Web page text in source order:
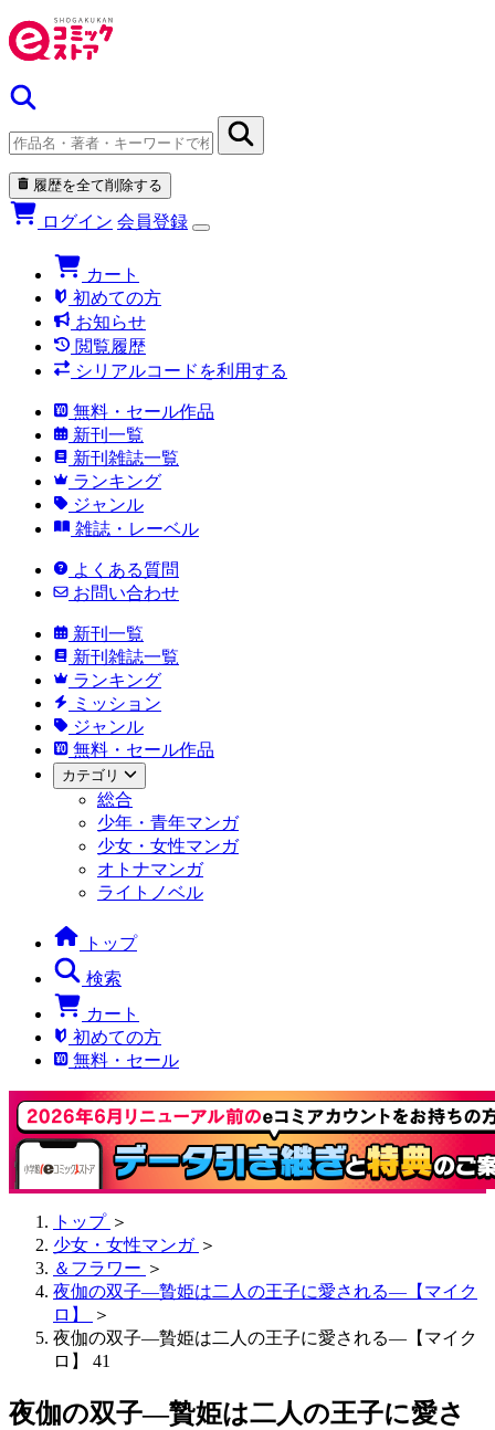
履歴を全て削除する
ログイン 会員登録
カート
初めての方
お知らせ
閲覧履歴
シリアルコードを利用する
無料・セール作品
新刊一覧
新刊雑誌一覧
ランキング
ジャンル
雑誌・レーベル
よくある質問
お問い合わせ
新刊一覧
新刊雑誌一覧
ランキング
ミッション
ジャンル
無料・セール作品
カテゴリ
総合
少年・青年マンガ
少女・女性マンガ
オトナマンガ
ライトノベル
トップ
検索
カート
初めての方
無料・セール
トップ ＞
少女・女性マンガ ＞
＆フラワー ＞
夜伽の双子―贄姫は二人の王子に愛される―【マイク
ロ】
＞
夜伽の双子―贄姫は二人の王子に愛される―【マイク
ロ】 41
夜伽の双子―贄姫は二人の王子に愛さ